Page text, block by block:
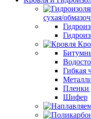
сухая/
Гибкая
Пленки
Шифер